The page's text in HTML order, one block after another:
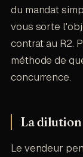
du mandat
vous sorte
contrat au R2.
méthode de
concurrence.
La
Le vendeur